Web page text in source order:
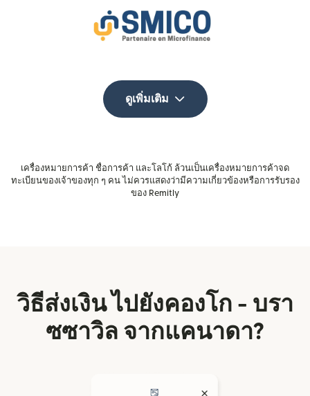
ดูเพิ่มเติม
เครื่องหมายการค้า ชื่อการค้า และโลโก้ ล้วนเป็นเครื่องหมายการค้าจด
ทะเบียนของเจ้าของทุก ๆ คน ไม่ควรแสดงว่ามีความเกี่ยวข้องหรือการรับรอง
ของ Remitly
วิธีส่งเงิน ไปยังคองโก - บรา
ซซาวิล จากแคนาดา?